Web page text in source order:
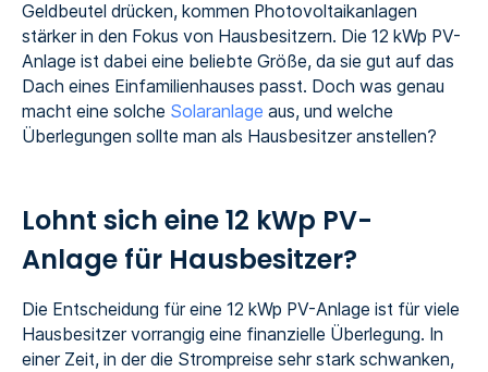
Geldbeutel drücken, kommen Photovoltaikanlagen
stärker in den Fokus von Hausbesitzern. Die 12 kWp PV-
Anlage ist dabei eine beliebte Größe, da sie gut auf das
Dach eines Einfamilienhauses passt. Doch was genau
macht eine solche Solaranlage aus, und welche
Überlegungen sollte man als Hausbesitzer anstellen?
Lohnt sich eine 12 kWp PV-
Anlage für Hausbesitzer?
Die Entscheidung für eine 12 kWp PV-Anlage ist für viele
Hausbesitzer vorrangig eine finanzielle Überlegung. In
einer Zeit, in der die Strompreise sehr stark schwanken,